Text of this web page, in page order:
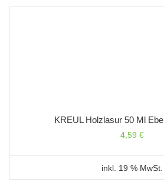
KREUL Holzlasur 50 Ml
4,59 €
inkl. 19 % MwSt.